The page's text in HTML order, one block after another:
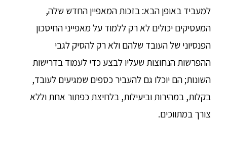
למעביד באופן הבא: בזכות המאפיין החדש שלה,
המעסיקים יכולים לא רק ללמוד על מאפייני החיסכון
הפנסיוני של העובד שלהם ולא רק להסיק לגבי
ההפרשות הנחוצות שעליו לבצע כדי לעמוד בדרישות
השונות; הם יוכלו גם להעביר כספים שמגיעים לעובד,
בקלות, במהירות וביעילות, בלחיצת כפתור אחת וללא
צורך במתווכים.